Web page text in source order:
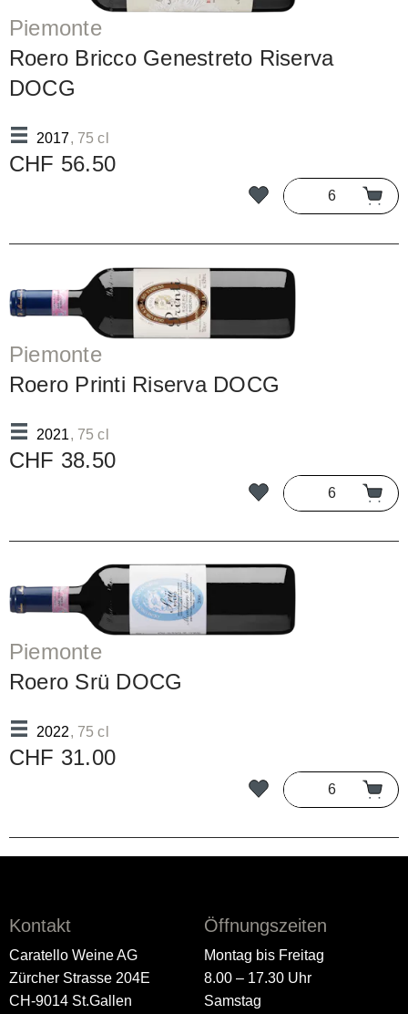
Piemonte
Roero Bricco Genestreto Riserva
DOCG
2017, 75 cl
CHF 56.50
Piemonte
Roero Printi Riserva DOCG
2021, 75 cl
CHF 38.50
Piemonte
Roero Srü DOCG
2022, 75 cl
CHF 31.00
Kontakt
Caratello Weine AG
Zürcher Strasse 204E
CH-9014 St.Gallen
Öffnungszeiten
Montag bis Freitag
8.00 – 17.30 Uhr
Samstag